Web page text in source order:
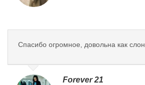
Спасибо огромное, довольна как слон
Forever 21